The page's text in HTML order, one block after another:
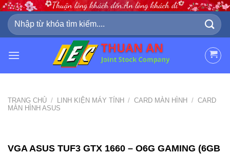
Skip
content
Tìm
kiếm:
TRANG CHỦ / LINH KIỆN MÁY TÍNH / CARD MÀN HÌNH / CARD
MÀN HÌNH ASUS
VGA ASUS TUF3 GTX 1660 – O6G GAMING (6GB